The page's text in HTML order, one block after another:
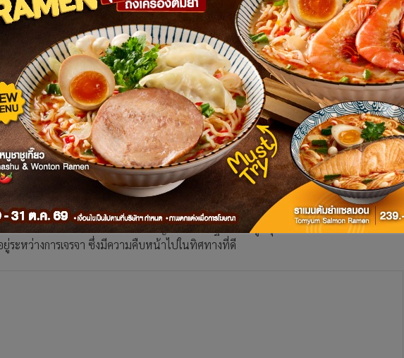
ม่จบสัปดาห์นี้ ระบุ ต้องให้เกียรติพรรคร่วมฯ เตรียมเชิญพูดคุยก่อน เผย คืบหน้าไปในทางที่ดี
อนโครงการยังไม่เริ่ม หลังแอปฯ-เพจตุ๋นเริ่มระบาด
. ที่พรรคเพื่อไทย หลังจากเสร็จสิ้นพิธีรับสนอมพระบรมราชโองการโปรดเกล้าฯ เป็นนายก
กรัฐมนตรี ได้ลงมาที่ชั้น 1 เพื่อเดินทางกลับ โดยได้แวะทักทายแฟนคลับที่มารอแสดงความ
นถึงความพร้อมในการบริหารประเทศ ว่า ตนพร้อมขับเคลื่อนรัฐบาล แต่ตอนนี้เป็นรัฐบาล
ยบายและให้เกียรติกัน โดยเราจะเชิญพรรคร่วมรัฐบาลมาพูดคุยกัน รวมถึงการตั้งคณะ
ระหว่างการเจรจา ซึ่งมีความคืบหน้าไปในทิศทางที่ดี